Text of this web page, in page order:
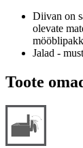
Diivan on
olevate
Jalad -
Toote